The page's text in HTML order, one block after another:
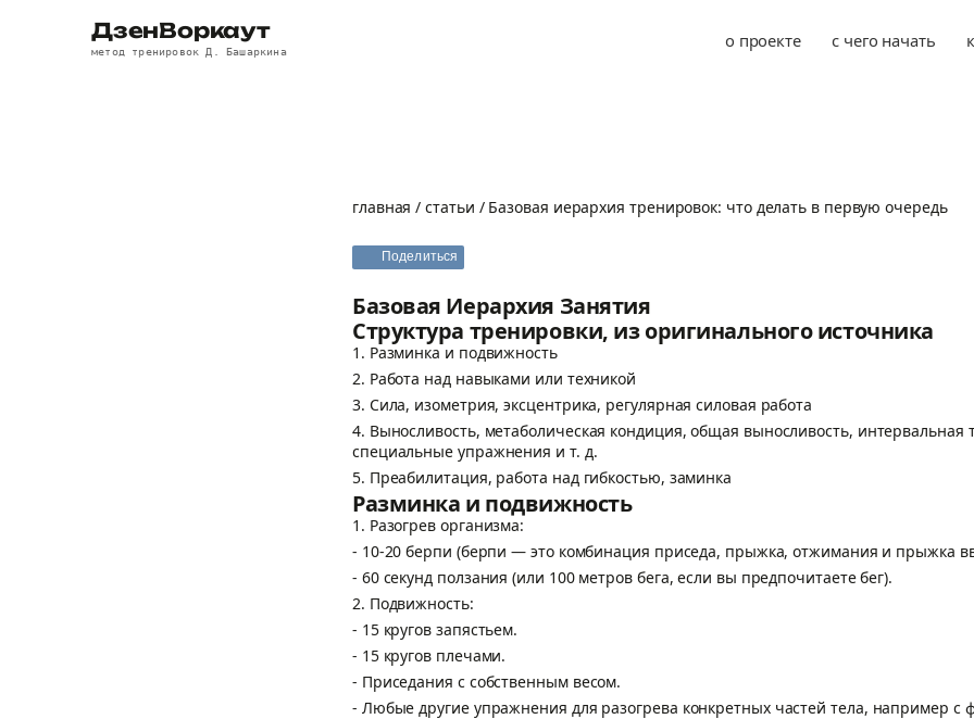
ДзенВоркаут
метод тренировок Д. Башаркина
о проекте с чего начать
главная /статьи / Базовая иерархия тренировок: что делать в первую очередь
Поделиться
Базовая Иерархия Занятия
Структура тренировки, из оригинального источника
1. Разминка и подвижность
2. Работа над навыками или техникой
3. Сила, изометрия, эксцентрика, регулярная силовая работа
4. Выносливость, метаболическая кондиция, общая выносливость, интервальная
специальные упражнения и т. д.
5. Преабилитация, работа над гибкостью, заминка
Разминка и подвижность
1. Разогрев организма:
- 10-20 берпи (берпи — это комбинация приседа, прыжка, отжимания и прыжка
- 60 секунд ползания (или 100 метров бега, если вы предпочитаете бег).
2. Подвижность:
- 15 кругов запястьем.
- 15 кругов плечами.
- Приседания с собственным весом.
- Любые другие упражнения для разогрева конкретных частей тела, например с